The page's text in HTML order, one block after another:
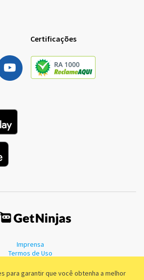
para garantir que você obtenha a melhor
Certificações
Imprensa
Termos de Uso